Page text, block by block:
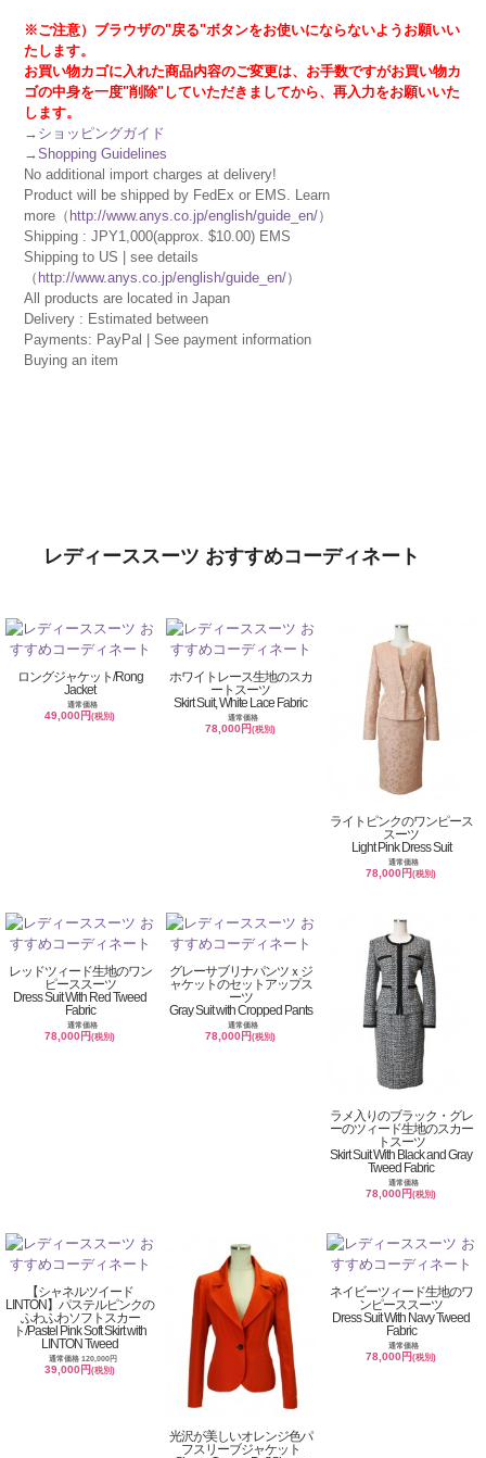
※ご注意）ブラウザの"戻る"ボタンをお使いにならないようお願いい
たします。
お買い物カゴに入れた商品内容のご変更は、お手数ですがお買い物カ
ゴの中身を一度"削除"していただきましてから、再入力をお願いいた
します。
→ ショッピングガイド
→Shopping Guidelines
No additional import charges at delivery!
Product will be shipped by FedEx or EMS. Learn
more（ http://www.anys.co.jp/english/guide_en/）
Shipping : JPY1,000(approx. $10.00) EMS
Shipping to US | see details
（ http://www.anys.co.jp/english/guide_en/）
All products are located in Japan
Delivery : Estimated between
Payments: PayPal | See payment information
Buying an item
レディーススーツ おすすめコーディネート
ロングジャケット/Rong
Jacket
通常価格
49,000円(税別)
ホワイトレース生地のスカ
ートスーツ
Skirt Suit, White Lace Fabric
通常価格
78,000円(税別)
ライトピンクのワンピース
スーツ
Light Pink Dress Suit
通常価格
78,000円(税別)
レッドツィード生地のワン
ピーススーツ
Dress Suit With Red Tweed
Fabric
通常価格
78,000円(税別)
グレーサブリナパンツｘジ
ャケットのセットアップス
ーツ
Gray Suit with Cropped Pants
通常価格
78,000円(税別)
ラメ入りのブラック・グレ
ーのツィード生地のスカー
トスーツ
Skirt Suit With Black and Gray
Tweed Fabric
通常価格
78,000円(税別)
【シャネルツイード
LINTON】パステルピンクの
ふわふわソフトスカー
ト/Pastel Pink Soft Skirt with
LINTON Tweed
通常価格 120,000円
39,000円(税別)
光沢が美しいオレンジ色パ
フスリーブジャケット
ネイビーツィード生地のワ
ンピーススーツ
Dress Suit With Navy Tweed
Fabric
通常価格
78,000円(税別)